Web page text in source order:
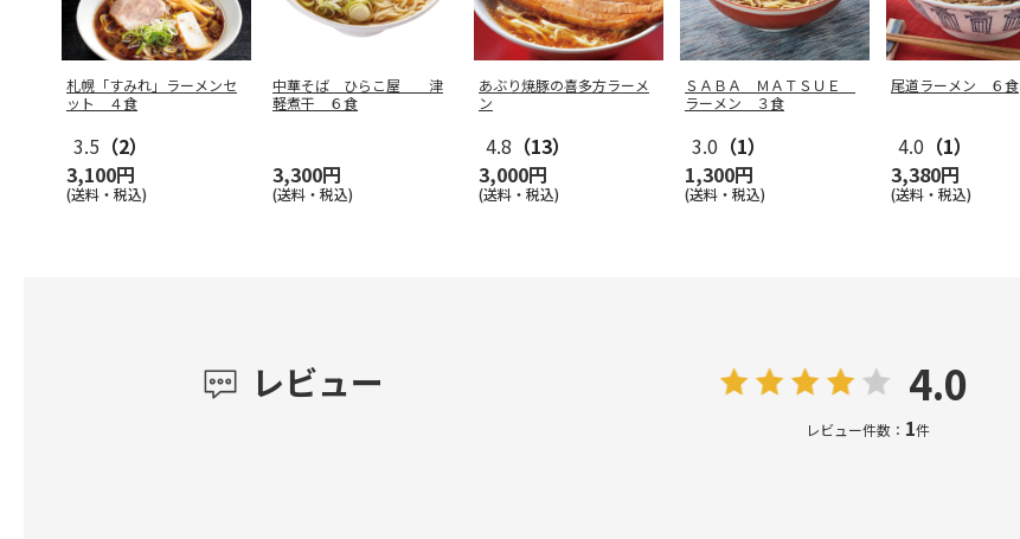
札幌「すみれ」ラーメンセ
ット ４食
3.5 （2）
3,100円
(送料・税込)
中華そば ひらこ屋 津
軽煮干 ６食
3,300円
(送料・税込)
あぶり焼豚の喜多方ラーメ
ン
4.8 （13）
3,000円
(送料・税込)
ＳＡＢＡ ＭＡＴＳＵＥ
ラーメン ３食
3.0 （1）
1,300円
(送料・税込)
尾道ラーメン ６食
4.0 （1）
3,380円
(送料・税込)
レビュー 4.0
レビュー件数： 1件